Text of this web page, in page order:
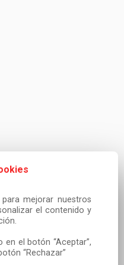
mejorar nuestros
el contenido y
el botón “Aceptar”,
“Rechazar”